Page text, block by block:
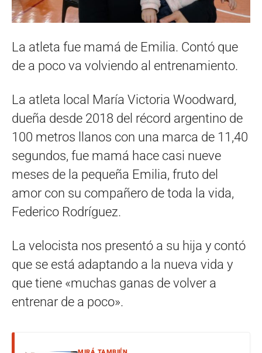
La atleta fue mamá de Emilia. Contó que
de a poco va volviendo al entrenamiento.
La atleta local María Victoria Woodward,
dueña desde 2018 del récord argentino de
100 metros llanos con una marca de 11,40
segundos, fue mamá hace casi nueve
meses de la pequeña Emilia, fruto del
amor con su compañero de toda la vida,
Federico Rodríguez.
La velocista nos presentó a su hija y contó
que se está adaptando a la nueva vida y
que tiene «muchas ganas de volver a
entrenar de a poco».